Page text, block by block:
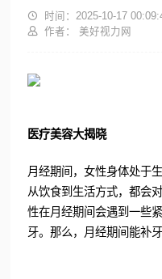
 时间：2025-10-17
 作者： 美好视力网
医疗美容大揭晓
月经期间，女性身体处于
从饮食到生活方式，都会
性在月经期间会遇到一些
牙。那么，月经期间能补牙